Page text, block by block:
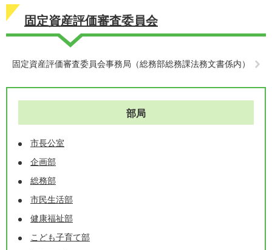
固定資産評価審査委員会
固定資産評価審査委員会事務局（総務部総務課法務文書係内）
部局
市長公室
企画部
総務部
市民生活部
健康福祉部
こども子育て部